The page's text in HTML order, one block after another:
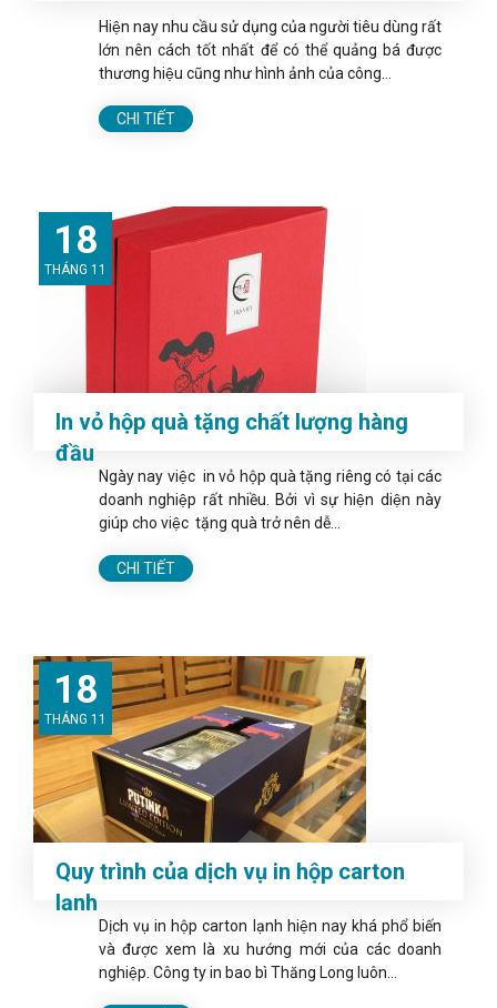
Hiện nay nhu cầu sử dụng của người tiêu dùng rất
lớn nên cách tốt nhất để có thể quảng bá được
thương hiệu cũng như hình ảnh của công...
CHI TIẾT
18
THÁNG 11
In vỏ hộp quà tặng chất lượng hàng
đầu
Ngày nay việc in vỏ hộp quà tặng riêng có tại các
doanh nghiệp rất nhiều. Bởi vì sự hiện diện này
giúp cho việc tặng quà trở nên dễ...
CHI TIẾT
18
THÁNG 11
Quy trình của dịch vụ in hộp carton
lạnh
Dịch vụ in hộp carton lạnh hiện nay khá phổ biến
và được xem là xu hướng mới của các doanh
nghiệp. Công ty in bao bì Thăng Long luôn...